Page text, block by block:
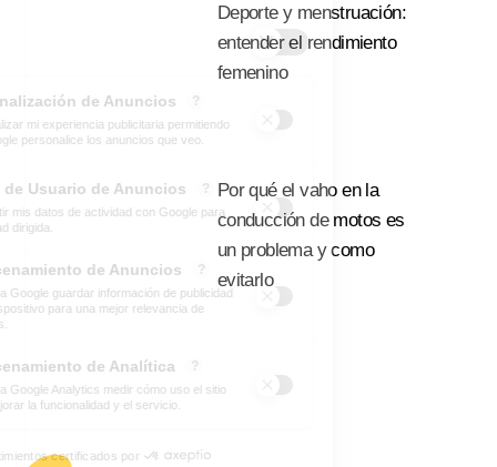
Deporte y menstruación:
entender el rendimiento
femenino
Por qué el vaho en la
conducción de motos es
un problema y como
evitarlo